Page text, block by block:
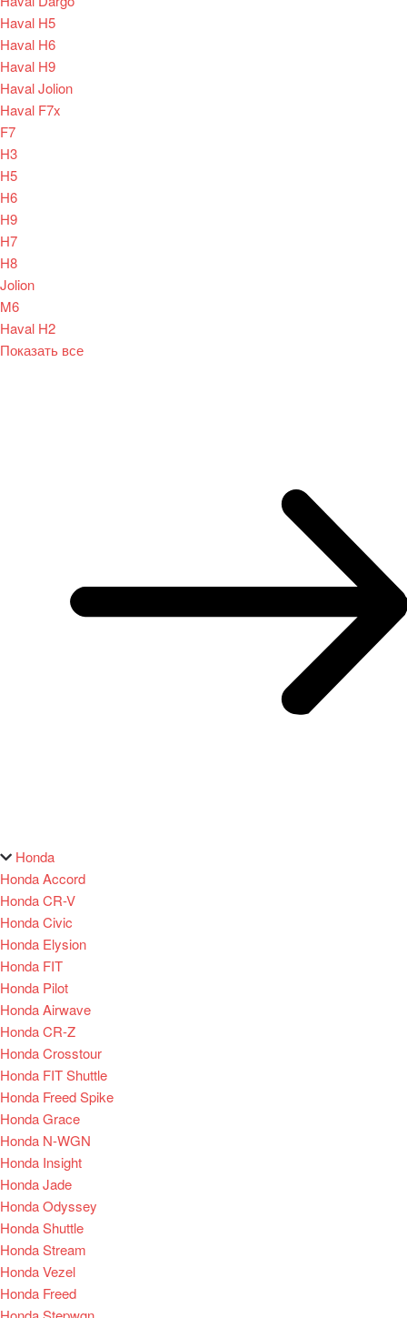
Haval H5
Haval H6
Haval H9
Haval Jolion
Haval F7x
F7
H3
H5
H6
H9
H7
H8
Jolion
M6
Haval H2
Показать все
Honda
Honda Accord
Honda CR-V
Honda Civic
Honda Elysion
Honda FIT
Honda Pilot
Honda Airwave
Honda CR-Z
Honda Crosstour
Honda FIT Shuttle
Honda Freed Spike
Honda Grace
Honda N-WGN
Honda Insight
Honda Jade
Honda Odyssey
Honda Shuttle
Honda Stream
Honda Vezel
Honda Freed